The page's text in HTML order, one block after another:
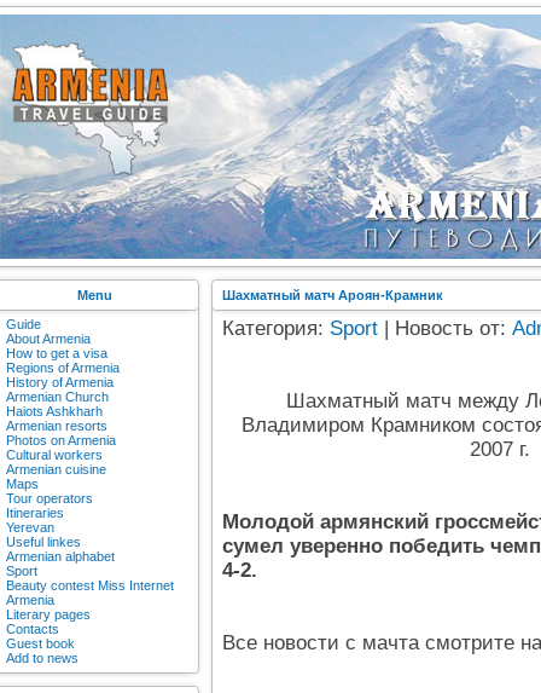
Menu
Guide
About Armenia
How to get a visa
Regions of Armenia
History of Armenia
Armenian Church
Haiots Ashkharh
Armenian resorts
Photos on Armenia
Cultural workers
Armenian cuisine
Maps
Tour operators
Itineraries
Yerevan
Useful linkes
Armenian alphabet
Sport
Beauty contest Miss Internet
Armenia
Literary pages
Contacts
Guest book
Add to news
Шахматный матч Ароян-Крамник
Категория: Sport | Новость от:
Шахматный матч между
Владимиром Крамником
2007 г.
Молодой армянский
сумел уверенно победить
4-2.
Все новости с мачта смотрите